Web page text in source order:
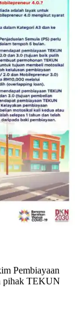
Pembiayaan
pihak TEKUN